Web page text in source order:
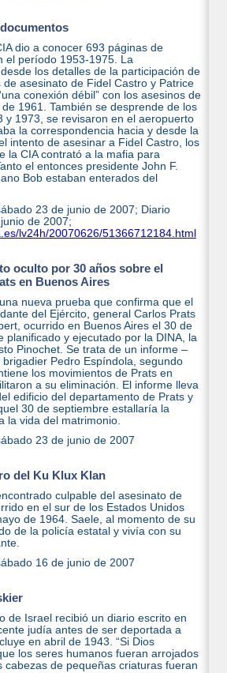
dio a conocer 693 páginas de
el período 1953-1975. La
los detalles de la participación de
asesinato de Fidel Castro y Patrice
conexión débil” con los asesinos de
1961. También se desprende de los
y 1973, se revisaron en el aeropuerto
la correspondencia hacia y desde la
intento de asesinar a Fidel Castro, los
la CIA contrató a la mafia para
el entonces presidente John F.
Bob estaban enterados del
23 de junio de 2007; Diario
de 2007;
lv24h/20070626/51366712184.html
oculto por 30 años sobre el
en Buenos Aires
nueva prueba que confirma que el
del Ejército, general Carlos Prats
ocurrido en Buenos Aires el 30 de
planificado y ejecutado por la DINA, la
Pinochet. Se trata de un informe –
Pedro Espíndola, segundo
los movimientos de Prats en
a su eliminación. El informe lleva
edificio del departamento de Prats y
30 de septiembre estallaría la
la vida del matrimonio.
23 de junio de 2007
del Ku Klux Klan
culpable del asesinato de
en el sur de los Estados Unidos
de 1964. Saele, al momento de su
de la policía estatal y vivía con su
16 de junio de 2007
de Israel recibió un diario escrito en
judía antes de ser deportada a
en abril de 1943. “Si Dios
los seres humanos fueran arrojados
cabezas de pequeñas criaturas fueran